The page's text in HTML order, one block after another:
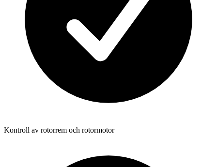
Kontroll av rotorrem och rotormotor